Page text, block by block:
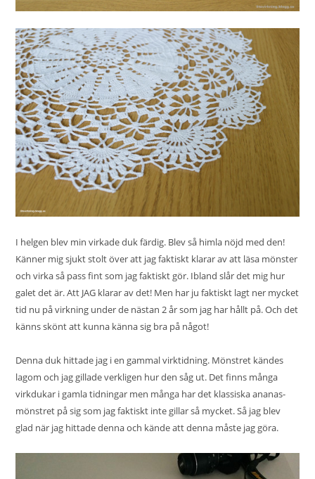
I helgen blev min virkade duk färdig. Blev så himla nöjd med den!
Känner mig sjukt stolt över att jag faktiskt klarar av att läsa mönster
och virka så pass fint som jag faktiskt gör. Ibland slår det mig hur
galet det är. Att JAG klarar av det! Men har ju faktiskt lagt ner mycket
tid nu på virkning under de nästan 2 år som jag har hållt på. Och det
känns skönt att kunna känna sig bra på något!
Denna duk hittade jag i en gammal virktidning. Mönstret kändes
lagom och jag gillade verkligen hur den såg ut. Det finns många
virkdukar i gamla tidningar men många har det klassiska ananas-
mönstret på sig som jag faktiskt inte gillar så mycket. Så jag blev
glad när jag hittade denna och kände att denna måste jag göra.